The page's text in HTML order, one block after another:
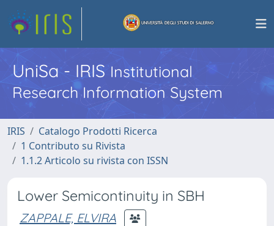
UniSa - IRISInstitutional
Research Information System
IRIS
Catalogo Prodotti Ricerca
1 Contributo su Rivista
1.1.2 Articolo su rivista con ISSN
Lower Semicontinuity in SBH
ZAPPALE, ELVIRA